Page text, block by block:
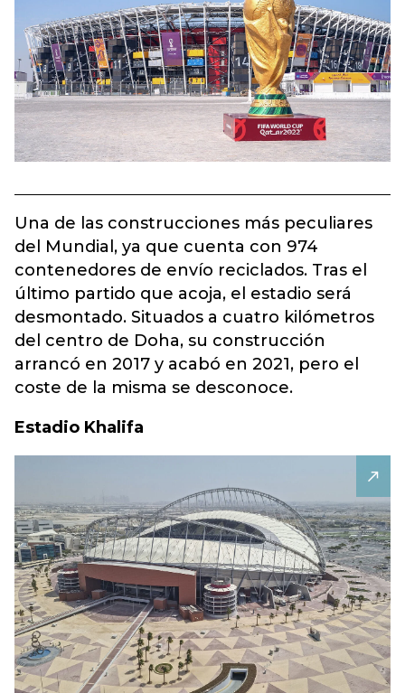
Una de las construcciones más peculiares
del Mundial, ya que cuenta con 974
contenedores de envío reciclados. Tras el
último partido que acoja, el estadio será
desmontado. Situados a cuatro kilómetros
del centro de Doha, su construcción
arrancó en 2017 y acabó en 2021, pero el
coste de la misma se desconoce.
Estadio Khalifa